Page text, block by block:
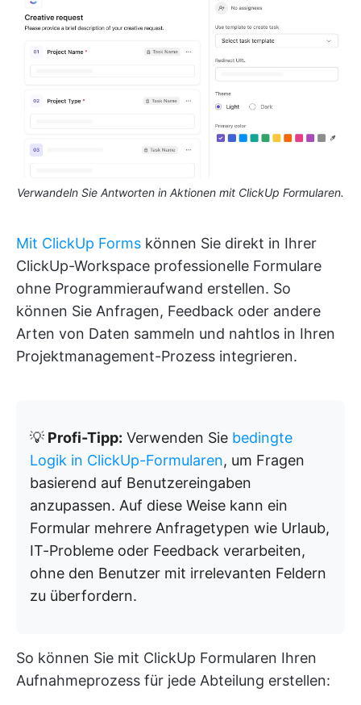
Verwandeln Sie Antworten in Aktionen mit ClickUp Formularen.
Mit ClickUp Forms können Sie direkt in Ihrer
ClickUp-Workspace professionelle Formulare
ohne Programmieraufwand erstellen. So
können Sie Anfragen, Feedback oder andere
Arten von Daten sammeln und nahtlos in Ihren
Projektmanagement-Prozess integrieren.
💡 Profi-Tipp: Verwenden Sie bedingte
Logik in ClickUp-Formularen, um Fragen
basierend auf Benutzereingaben
anzupassen. Auf diese Weise kann ein
Formular mehrere Anfragetypen wie Urlaub,
IT-Probleme oder Feedback verarbeiten,
ohne den Benutzer mit irrelevanten Feldern
zu überfordern.
So können Sie mit ClickUp Formularen Ihren
Aufnahmeprozess für jede Abteilung erstellen: